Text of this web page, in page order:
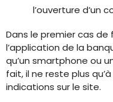
l’ouverture d’un
Dans le premier cas
l’application de la
qu’un smartphone ou
fait, il ne reste plus
indications sur le site.